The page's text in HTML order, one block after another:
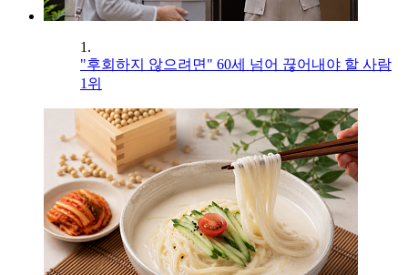
1.
"후회하지 않으려면" 60세 넘어 끊어내야 할 사람
1위